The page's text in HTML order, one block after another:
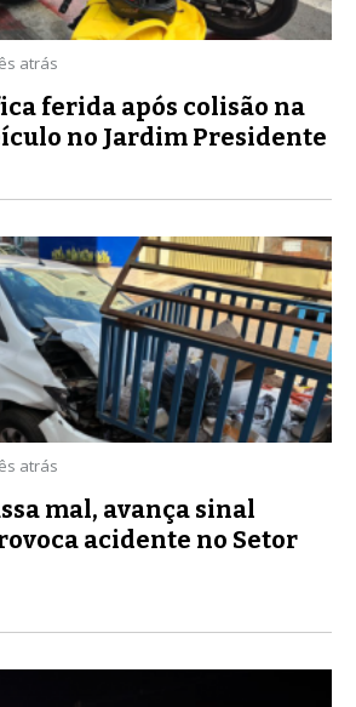
atrás
ferida após colisão na
no Jardim Presidente
atrás
mal, avança sinal
acidente no Setor